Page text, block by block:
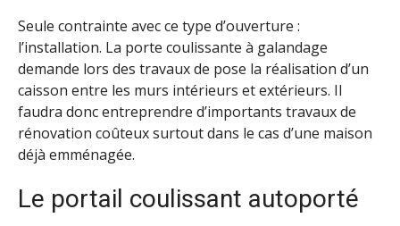
Seule contrainte avec ce type d’ouverture :
l’installation. La porte coulissante à galandage
demande lors des travaux de pose la réalisation d’un
caisson entre les murs intérieurs et extérieurs. Il
faudra donc entreprendre d’importants travaux de
rénovation coûteux surtout dans le cas d’une maison
déjà emménagée.
Le portail coulissant autoporté